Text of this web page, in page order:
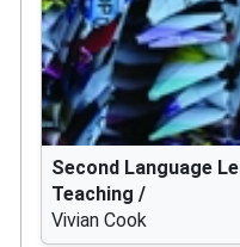
Second Language
Teaching /
Vivian Cook